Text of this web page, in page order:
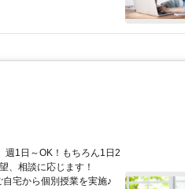
週1日～OK！もちろん1日2
、相談に応じます！
宅から個別授業を実施♪